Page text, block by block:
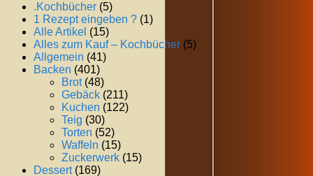
.Kochbücher (5)
1 Rezept eingeben ? (1)
Alle Artikel (15)
Alles zum Kauf – Kochbücher (5)
Allgemein (41)
Backen (401)
Brot(48)
Gebäck (211)
Kuchen (122)
Teig (30)
Torten (52)
Waffeln (15)
Zuckerwerk (15)
Dessert(169)